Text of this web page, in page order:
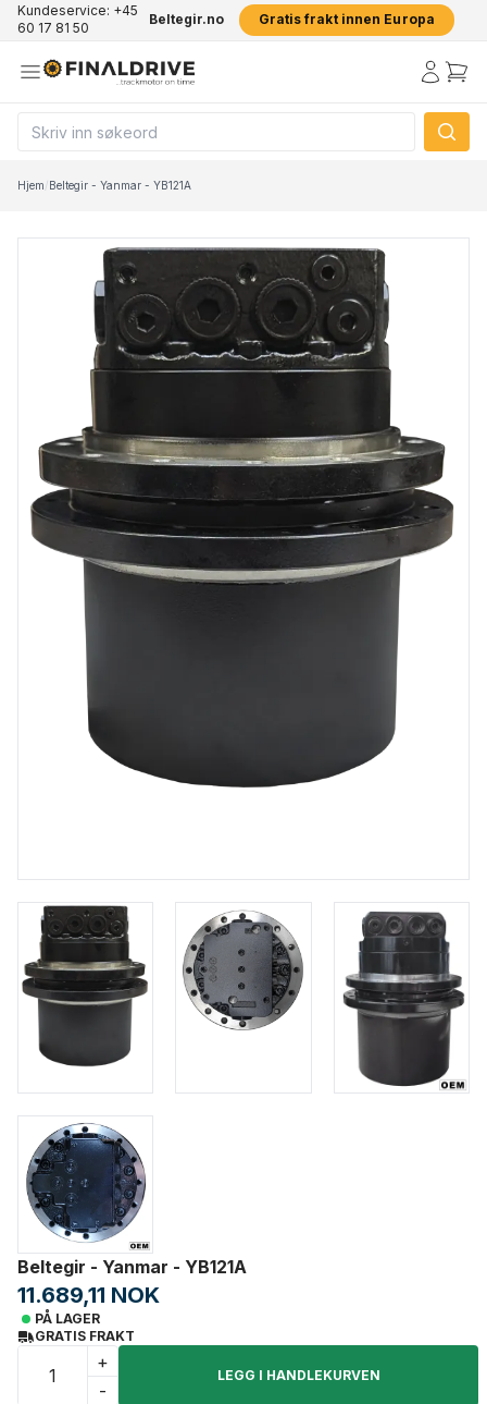
Kundeservice: +45
60 17 81 50
Beltegir.no Gratis frakt innen Europa
Hjem/Beltegir - Yanmar - YB121A
Beltegir - Yanmar - YB121A
11.689,11 NOK
PÅ LAGER
GRATIS FRAKT
+
-
LEGG I HANDLEKURVEN